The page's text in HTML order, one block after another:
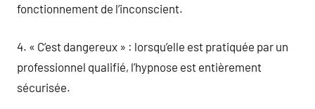
fonctionnement de l’inconscient.
4. « C’est dangereux » : lorsqu’elle est pratiquée par un
professionnel qualifié, l’hypnose est entièrement
sécurisée.